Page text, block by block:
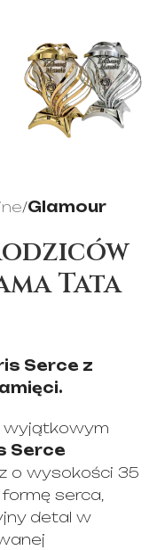
Glamour
Tata
Serce z
wyjątkowym
Serce
o wysokości 35
serca,
detal w